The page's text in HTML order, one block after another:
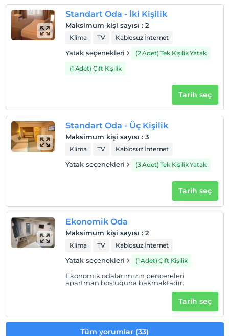
Çocuklar
2 yaşına kadar olan bebekler ücretsizdir.
Her bir oda için 6 yaşına kadar 1 çocuk ücretsizdir
Standart Oda - İki Kişilik
Maksimum kişi sayısı : 2
Klima TV Kablosuz İnternet
Yatak seçenekleri
(2 Adet) Tek Kişilik Yatak
(1 Adet) Çift Kişilik
Tarih seç
Standart Oda - Üç Kişilik
Maksimum kişi sayısı : 3
Klima TV Kablosuz İnternet
Yatak seçenekleri (3 Adet) Tek Kişilik Yatak
Tarih seç
Ekonomik Oda
Maksimum kişi sayısı : 2
Klima TV Kablosuz İnternet
Yatak seçenekleri (1 Adet) Çift Kişilik
Ekonomik odalarımızın pencereleri
apartman boşluğuna bakmaktadır.
Tarih seç
Tüm yorumlar (33)